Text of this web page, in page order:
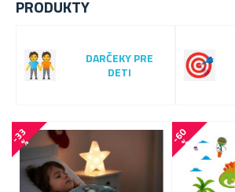
PRODUKTY
DARČEKY PRE
DETI
-
3
3
% -
6
0
%